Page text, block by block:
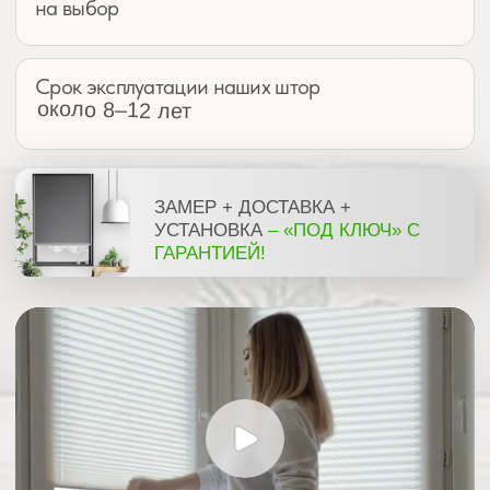
Заказать консультацию
оставьте свой номер телефона
нажимая на кнопку, Вы соглашаетесь
с условиямиполитики конфиденциальности